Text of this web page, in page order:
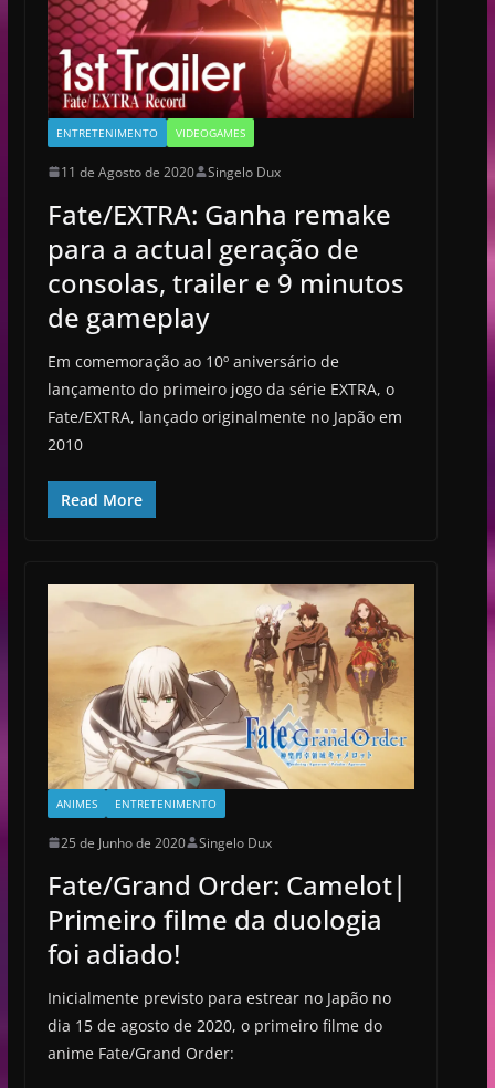
ENTRETENIMENTO VIDEOGAMES
11 de Agosto de 2020 Singelo Dux
Fate/EXTRA: Ganha remake
para a actual geração de
consolas, trailer e 9 minutos
de gameplay
Em comemoração ao 10º aniversário de
lançamento do primeiro jogo da série EXTRA, o
Fate/EXTRA, lançado originalmente no Japão em
2010
Read More
ANIMES ENTRETENIMENTO
25 de Junho de 2020 Singelo Dux
Fate/Grand Order: Camelot|
Primeiro filme da duologia
foi adiado!
Inicialmente previsto para estrear no Japão no
dia 15 de agosto de 2020, o primeiro filme do
anime Fate/Grand Order: